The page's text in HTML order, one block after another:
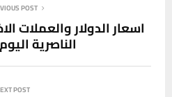
POST
اسعار الدولار والعملات
الناصرية
POST